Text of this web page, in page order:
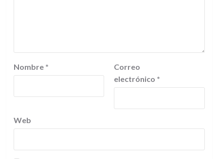
Nombre *
Correo
electrónico *
Web